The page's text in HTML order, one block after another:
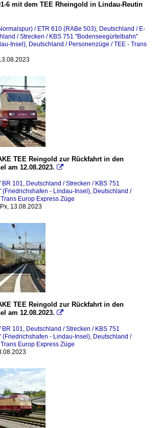
6 mit dem TEE Rheingold in Lindau-Reutin
/ ETR 610 (RABe 503), Deutschland / E-
/ Strecken / KBS 751 "Bodenseegürtelbahn"
Insel), Deutschland / Personenzüge / TEE - Trans
TEE Reingold zur Rückfahrt in den
am 12.08.2023. 
BR 101, Deutschland / Strecken / KBS 751
- Lindau-Insel), Deutschland /
Europ Express Züge
13.08.2023
TEE Reingold zur Rückfahrt in den
am 12.08.2023. 
BR 101, Deutschland / Strecken / KBS 751
- Lindau-Insel), Deutschland /
Europ Express Züge